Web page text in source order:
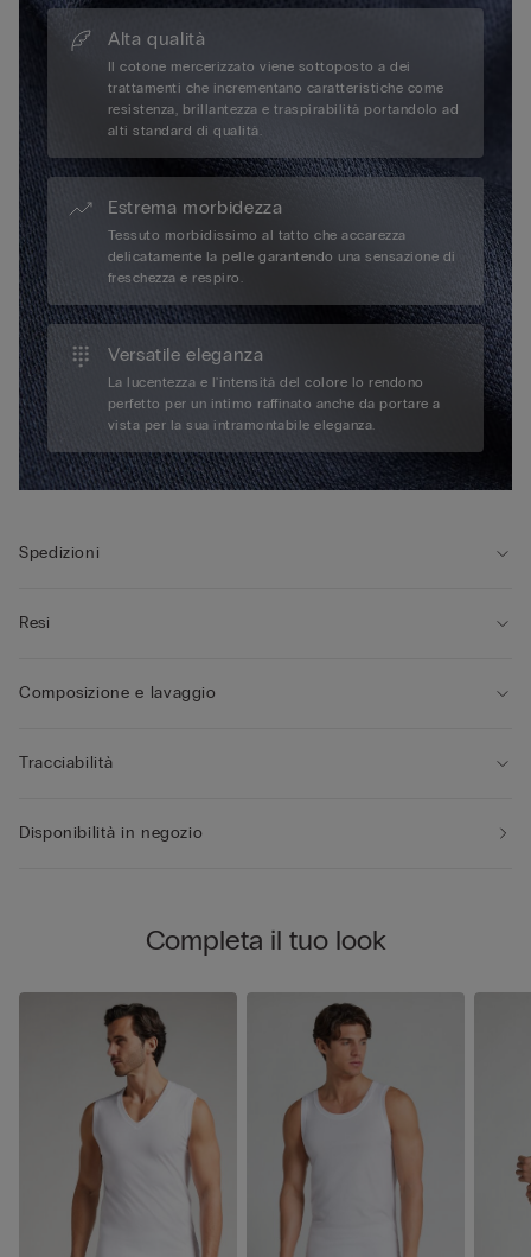
Alta qualità
Il cotone mercerizzato viene sottoposto a dei
trattamenti che incrementano caratteristiche come
resistenza, brillantezza e traspirabilità portandolo ad
alti standard di qualità.
Estrema morbidezza
Tessuto morbidissimo al tatto che accarezza
delicatamente la pelle garantendo una sensazione di
freschezza e respiro.
Versatile eleganza
La lucentezza e l'intensità del colore lo rendono
perfetto per un intimo raffinato anche da portare a
vista per la sua intramontabile eleganza.
Spedizioni
Resi
Composizione e lavaggio
Tracciabilità
Disponibilità in negozio
Completa il tuo look